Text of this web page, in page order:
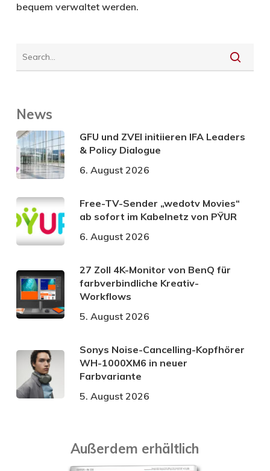
bequem verwaltet werden.
News
GFU und ZVEI initiieren IFA Leaders
& Policy Dialogue
6. August 2026
Free-TV-Sender „wedotv Movies“
ab sofort im Kabelnetz von PŸUR
6. August 2026
27 Zoll 4K-Monitor von BenQ für
farbverbindliche Kreativ-
Workflows
5. August 2026
Sonys Noise-Cancelling-Kopfhörer
WH-1000XM6 in neuer
Farbvariante
5. August 2026
Außerdem erhältlich